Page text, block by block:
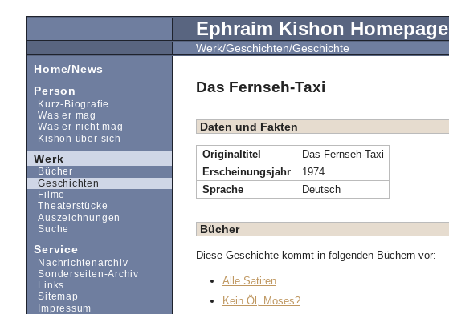
Ephraim Kishon Homepage
Werk/Geschichten/Geschichte
Das Fernseh-Taxi
Daten und Fakten
Originaltitel
Das Fernseh-Taxi
Erscheinungsjahr
1974
Sprache
Deutsch
Bücher
Diese Geschichte kommt in folgenden Büchern vor:
Alle Satiren
Kein Öl, Moses?
Home/News
Person
Kurz-Biografie
Was er mag
Was er nicht mag
Kishon über sich
Werk
Bücher
Geschichten
Filme
Theaterstücke
Auszeichnungen
Suche
Service
Nachrichtenarchiv
Sonderseiten-Archiv
Links
Sitemap
Impressum